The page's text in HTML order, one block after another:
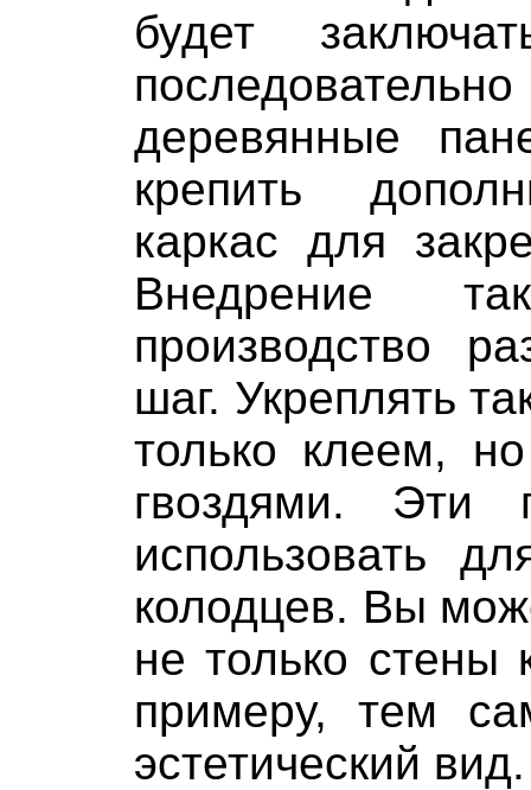
будет
деревянные
крепить
каркас для
Внедрение
производство
шаг. Укреплять
только клеем,
гвоздями. Эти
использовать
колодцев. Вы
не только стены
примеру, тем
эстетический вид.